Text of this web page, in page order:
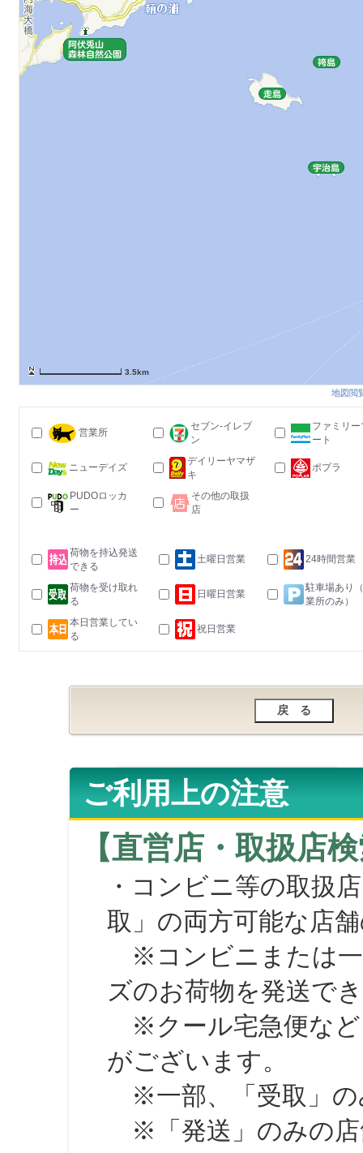
3.5km
地図閲
営業所
セブン-イレブ
ン
ファミリー
ート
ニューデイズ
デイリーヤマザ
キ
ポプラ
PUDOロッカ
ー
その他の取扱
店
荷物を持込発送
できる
土曜日営業 24時間営業
荷物を受け取れ
る
日曜日営業
駐車場あり
業所のみ）
本日営業してい
る
祝日営業
ご利用上の注意
【直営店・取扱店
・コンビニ等の取扱
取」の両方可能な店
※コンビニまたは一
ズのお荷物を発送で
※クール宅急便など
がございます。
※一部、「受取」の
※「発送」のみの店